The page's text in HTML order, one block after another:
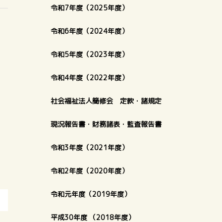
令和7年度（2025年度）
令和6年度（2024年度）
令和5年度（2023年度）
令和4年度（2022年度）
社会福祉法人簡修会 定款・諸規定
現況報告書・財務諸表・監査報告書
令和3年度（2021年度）
令和2年度（2020年度）
令和元年度（2019年度）
平成30年度 （2018年度）